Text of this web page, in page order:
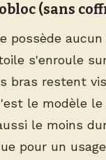
(sans
possède aucun
s'enroule
bras restent
le modèle
le moins
pour un